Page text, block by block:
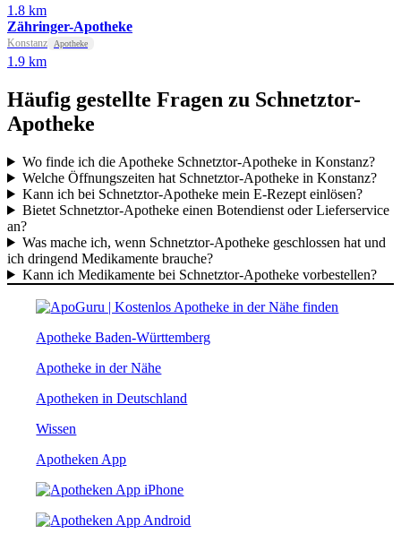
1.8 km
Zähringer-Apotheke
Konstanz Apotheke
1.9 km
Häufig gestellte Fragen zu Schnetztor-
Apotheke
Wo finde ich die Apotheke Schnetztor-Apotheke in Konstanz?
Welche Öffnungszeiten hat Schnetztor-Apotheke in Konstanz?
Kann ich bei Schnetztor-Apotheke mein E-Rezept einlösen?
Bietet Schnetztor-Apotheke einen Botendienst oder Lieferservice
an?
Was mache ich, wenn Schnetztor-Apotheke geschlossen hat und
ich dringend Medikamente brauche?
Kann ich Medikamente bei Schnetztor-Apotheke vorbestellen?
Apotheke Baden-Württemberg
Apotheke in der Nähe
Apotheken in Deutschland
Wissen
Apotheken App